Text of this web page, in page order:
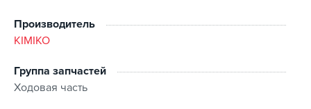
Производитель
KIMIKO
Группа запчастей
Ходовая часть